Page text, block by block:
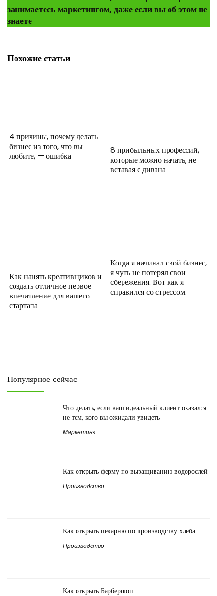
занимаетесь маркетингом, даже если вы об этом не
знаете
Похожие статьи
4 причины, почему делать
бизнес из того, что вы
любите, — ошибка
8 прибыльных профессий,
которые можно начать, не
вставая с дивана
Как нанять креативщиков и
создать отличное первое
впечатление для вашего
стартапа
Когда я начинал свой бизнес,
я чуть не потерял свои
сбережения. Вот как я
справился со стрессом.
Популярное сейчас
Что делать, если ваш идеальный клиент оказался
не тем, кого вы ожидали увидеть
Маркетинг
Как открыть ферму по выращиванию водорослей
Производство
Как открыть пекарню по производству хлеба
Производство
Как открыть Барбершоп